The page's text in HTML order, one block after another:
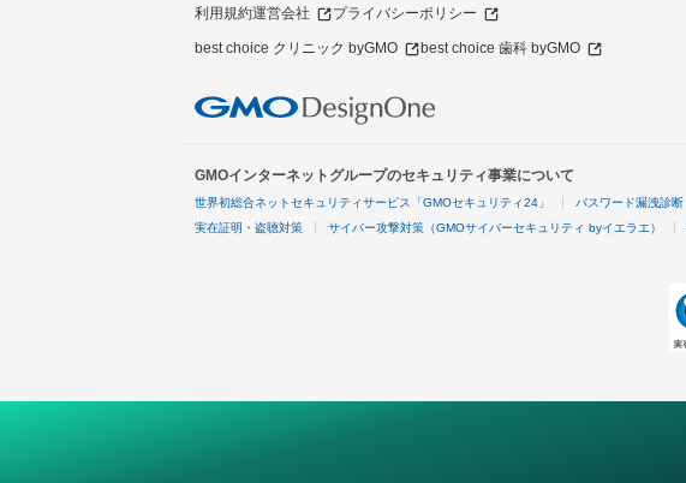
利用規約運営会社 プライバシーポリシー
best choice クリニック byGMO best choice 歯科 byGMO
GMOインターネットグループのセキュリティ事業について
世界初総合ネットセキュリティサービス「GMOセキュリティ24」 パスワード漏洩診断
実在証明・盗聴対策 サイバー攻撃対策（GMOサイバーセキュリティ byイエラエ）